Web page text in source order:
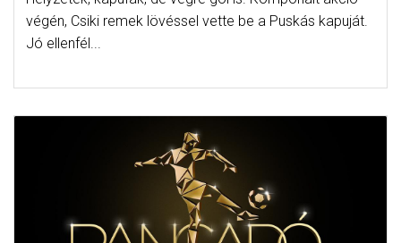
végén, Csiki remek lövéssel vette be a Puskás kapuját.
Jó ellenfél...